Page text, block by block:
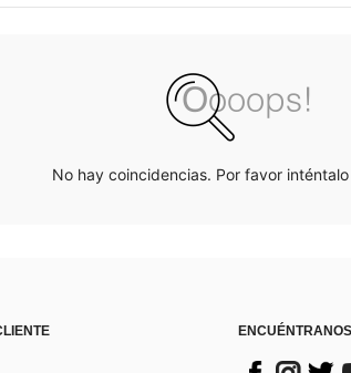
No hay coincidencias. Por favor